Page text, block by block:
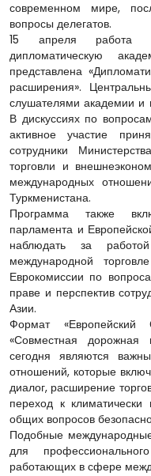
современном мире,
вопросы делегатов.
15 апреля работа
дипломатическую
представлена
расширения».
слушателями академии и
В дискуссиях по
активное участие
сотрудники
торговли и
международных
Туркменистана.
Программа также
парламента и
наблюдать за
международной
Еврокомиссии по
праве и перспектив
Азии.
Формат
«Совместная дорожная
сегодня являются
отношений, которые
диалог, расширение
переход к
общих вопросов
Подобные
для
работающих в сфере